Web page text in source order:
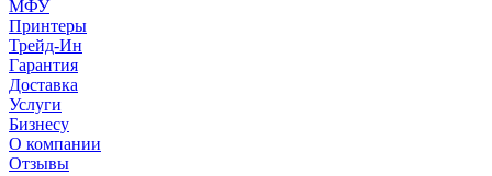
МФУ
Принтеры
Трейд-Ин
Гарантия
Доставка
Услуги
Бизнесу
О компании
Отзывы